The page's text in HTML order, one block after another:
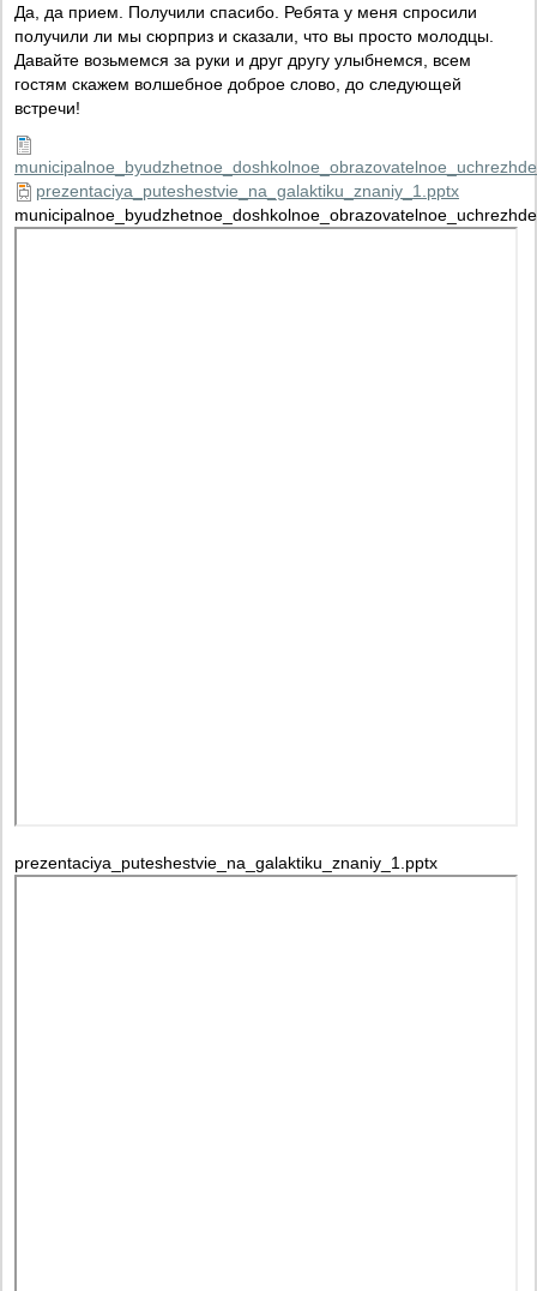
Да, да прием. Получили спасибо. Ребята у меня спросили
получили ли мы сюрприз и сказали, что вы просто молодцы.
Давайте возьмемся за руки и друг другу улыбнемся, всем
гостям скажем волшебное доброе слово, до следующей
встречи!
prezentaciya_puteshestvie_na_galaktiku_znaniy_1.pptx
prezentaciya_puteshestvie_na_galaktiku_znaniy_1.pptx